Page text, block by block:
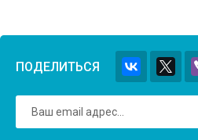
ПОДЕЛИТЬСЯ